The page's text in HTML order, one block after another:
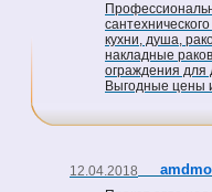
кухни, душа,
накладные
ограждения для
Выгодные цены
12.04.2018